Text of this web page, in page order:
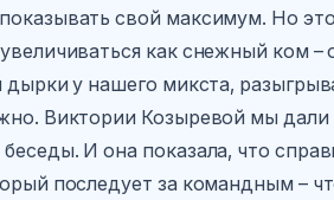
свой максимум. Но
как снежный ком –
у нашего микста,
Виктории Козыревой мы дали
И она показала, что
последует за командным –